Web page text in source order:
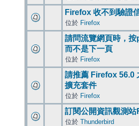
Firefox 收不到驗證
位於 Firefox
請問流覽網頁時，
而不是下一頁
位於 Firefox
請推薦 Firefox 56.0
擴充套件
位於 Firefox
訂閱公開資訊觀測站
位於 Thunderbird